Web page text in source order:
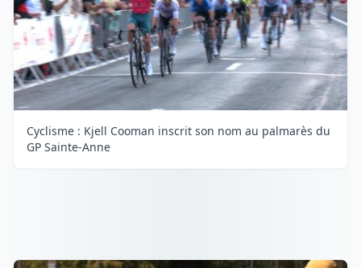
Cyclisme : Kjell Cooman inscrit son nom au palmarès du
GP Sainte-Anne